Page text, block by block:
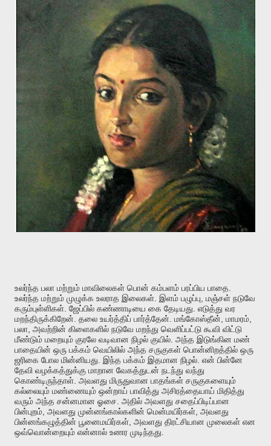
உலர்ந்த பலா மற்றும் மாவிலைகள் பொன் கம்பளம் பரப்பிய பாதை
உலர்ந்த மற்றும் முழுக்க உலராத இலைகள் இளம் பழுப்பு மஞ்சள் நடுவே
கரும்புள்ளிகள் ஜேப்பில் கண்ணாடியை கை தேடியது எடுத்து வர
மறந்திருக்கிறேன் தலை உயர்த்திப் பார்த்தேன் மங்கோஸ்தீன் மாமரம்
பலா அவற்றின் கிளைகளில் நடுவே மறந்து வெளிப்பட்டு கூவி விட்டு
மீண்டும் மறையும் குரலே வடிவான நிழல் குயில் அந்த இடுங்கின மண்
பாதையின் ஒரு பக்கம் வெயிலில் அந்த சருகுகள் பொன்னிறத்தில் ஒரு
ஜரிகை போல மின்னியது இந்த பக்கம் இதமான நிழல் என் பின்னே
தேவி வழக்கத்துக்கு மாறான வேகத்துடன் நடந்து வந்து
கொண்டிருந்தாள் அவளது மிருதுவான பாதங்கள் சருகுகளையும்
கல்லையும் மண்ணையும் ஒன்றாய் பாவித்து அசிரத்தையாய் மிதித்து
வரும் அந்த சன்னமான ஓசை அதில் அவளது சதைப்பிடிப்பான
பின்புறம் அவளது முன்னங்கால்களின் மென்மயிர்கள் அவளது
பின்னங்கழுத்தின் பூனைமயிர்கள் அவளது திரட்சியான முலைகள் என
ஒவ்வொன்றையும் என்னால் உணர முடிந்தது